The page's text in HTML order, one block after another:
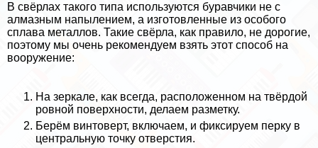
В свёрлах такого типа используются буравчики не с
алмазным напылением, а изготовленные из особого
сплава металлов. Такие свёрла, как правило, не дорогие,
поэтому мы очень рекомендуем взять этот способ на
вооружение:
На зеркале, как всегда, расположенном на твёрдой
ровной поверхности, делаем разметку.
Берём винтоверт, включаем, и фиксируем перку в
центральную точку отверстия.